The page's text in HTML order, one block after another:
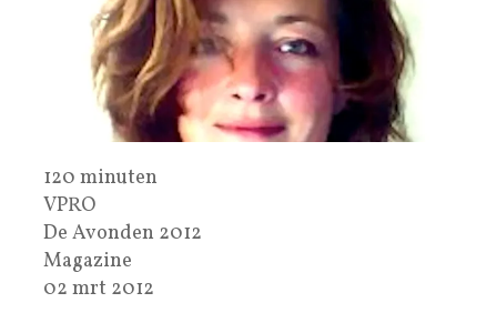
120 minuten
VPRO
De Avonden 2012
Magazine
02 mrt 2012